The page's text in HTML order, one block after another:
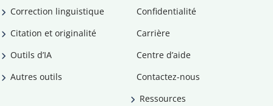
Correction linguistique
Citation et originalité
Outils d’IA
Autres outils
Confidentialité
Carrière
Centre d’aide
Contactez-nous
Ressources